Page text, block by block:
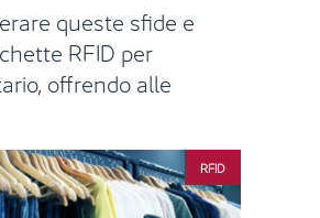
queste sfide e
RFID per
offrendo alle
RFID